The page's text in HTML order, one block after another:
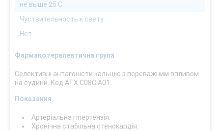
не выше 25 С
Чуствительность к свету
Нет
Фармакотерапевтична група
Селективні антагоністи кальцію з переважним впливом
на судини. Код АТХ С08С А01.
Показання
Артеріальна гіпертензія.
Хронічна стабільна стенокардія.